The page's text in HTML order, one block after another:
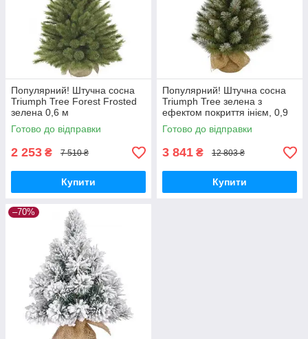
Популярний! Штучна сосна
Triumph Tree Forest Frosted
зелена 0,6 м
(8717669551874) - Краща
якість тільки на
Готово до відправки
2 253 ₴ 7 510 ₴
Купити
Популярний! Штучна сосна
Triumph Tree зелена з
ефектом покриття інієм, 0,9
м (8717669775799) - Краща
якість тільки на
Готово до відправки
3 841 ₴ 12 803 ₴
Купити
–70%